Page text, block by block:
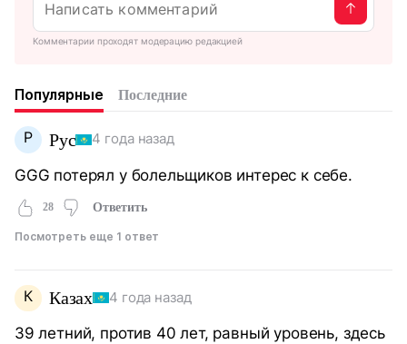
Комментарии проходят модерацию редакцией
Популярные Последние
Р Рус 4 года назад
GGG потерял у болельщиков интерес к себе.
28 Ответить
Посмотреть еще 1 ответ
К Казах 4 года назад
39 летний, против 40 лет, равный уровень, здесь